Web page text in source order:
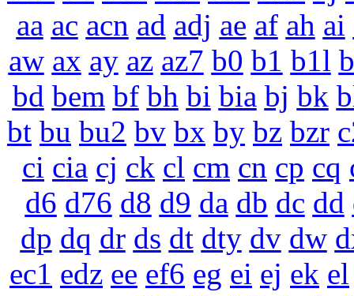
aa ac acn ad adj ae af ah ai
aw ax ay az az7 b0 b1 b1l
bd bem bf bh bi bia bj bk
bt bu bu2 bv bx by bz bzr
ci cia cj ck cl cm cn cp cq
d6 d76 d8 d9 da db dc dd
dp dq dr ds dt dty dv dw
ec1 edz ee ef6 eg ei ej ek el